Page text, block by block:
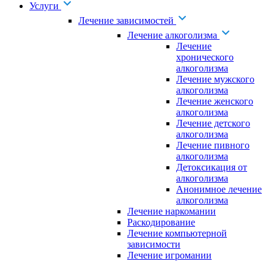
Услуги
Лечение зависимостей
Лечение алкоголизма
Лечение
хронического
алкоголизма
Лечение мужского
алкоголизма
Лечение женского
алкоголизма
Лечение детского
алкоголизма
Лечение пивного
алкоголизма
Детоксикация от
алкоголизма
Анонимное лечение
алкоголизма
Лечение наркомании
Раскодирование
Лечение компьютерной
зависимости
Лечение игромании